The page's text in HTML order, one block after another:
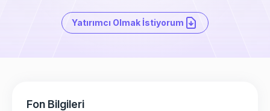
Yatırımcı Olmak İstiyorum
Fon Bilgileri